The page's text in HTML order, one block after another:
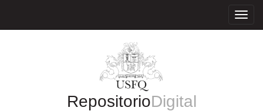
RepositorioDigital